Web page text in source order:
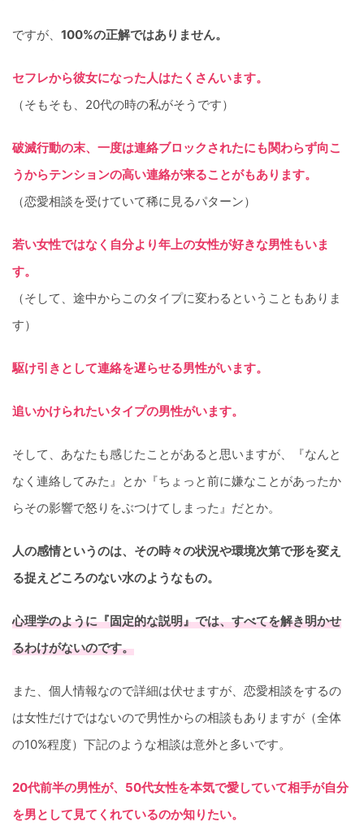
ですが、 100%の正解ではありません。
セフレから彼女になった人はたくさんいます。
（そもそも、20代の時の私がそうです）
破滅行動の末、一度は連絡ブロックされたにも関わらず向こ
うからテンションの高い連絡が来ることがもあります。
（恋愛相談を受けていて稀に見るパターン）
若い女性ではなく自分より年上の女性が好きな男性もいま
す。
（そして、途中からこのタイプに変わるということもありま
す）
駆け引きとして連絡を遅らせる男性がいます。
追いかけられたいタイプの男性がいます。
そして、あなたも感じたことがあると思いますが、『なんと
なく連絡してみた』とか『ちょっと前に嫌なことがあったか
らその影響で怒りをぶつけてしまった』だとか。
人の感情というのは、その時々の状況や環境次第で形を変え
る捉えどころのない水のようなもの。
心理学のように『固定的な説明』では、すべてを解き明かせ
るわけがないのです。
また、個人情報なので詳細は伏せますが、恋愛相談をするの
は女性だけではないので男性からの相談もありますが（全体
の10%程度）下記のような相談は意外と多いです。
20代前半の男性が、50代女性を本気で愛していて相手が自分
を男として見てくれているのか知りたい。